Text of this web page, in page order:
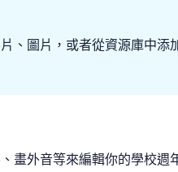
、圖片，或者從資源庫中添
畫外音等來編輯你的學校週